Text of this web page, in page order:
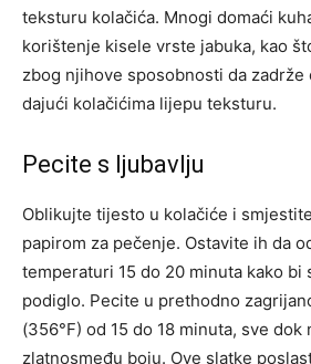
teksturu kolačića. Mnogi domaći
korištenje kisele vrste jabuka, kao
zbog njihove sposobnosti da zadrže
dajući kolačićima lijepu teksturu.
Pecite s ljubavlju
Oblikujte tijesto u kolačiće i
papirom za pečenje. Ostavite ih da
temperaturi 15 do 20 minuta kako bi
podiglo. Pecite u prethodno
(356°F) od 15 do 18 minuta, sve dok
zlatnosmeđu boju. Ove slatke